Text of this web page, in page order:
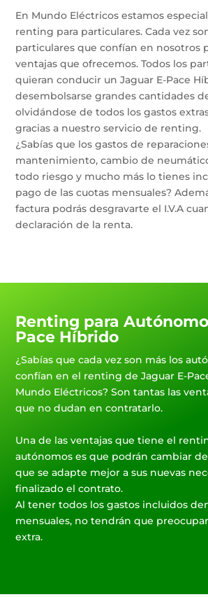
En Mundo Eléctricos estamos
renting para particulares. Cada vez
particulares que confían en nosotros
ventajas que ofrecemos. Todos los
quieran conducir un Jaguar E-Pace
desembolsarse grandes cantidades
olvidándose de todos los gastos
gracias a nuestro servicio de renting.
¿Sabías que los gastos de
mantenimiento, cambio de
todo riesgo y mucho más lo tienes
pago de las cuotas mensuales?
factura podrás desgravarte el I.V.A
declaración de la renta.
Renting para
Pace Híbrido
¿Sabías que cada vez son más los
confían en el renting de Jaguar E-
Mundo Eléctricos? Son tantas las
que no dudan en contratarlo.
Una de las ventajas que tiene el
autónomos es que podrán cambiar
que se adapte mejor a sus nuevas
finalizado el contrato.
Al tener todos los gastos incluidos
mensuales, no tendrán que
extra.